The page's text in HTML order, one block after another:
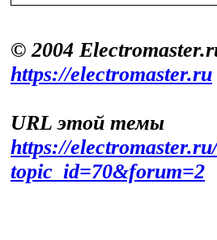
© 2004
https://electromaster.ru
URL этой темы
https://
topic_id=70&forum=2